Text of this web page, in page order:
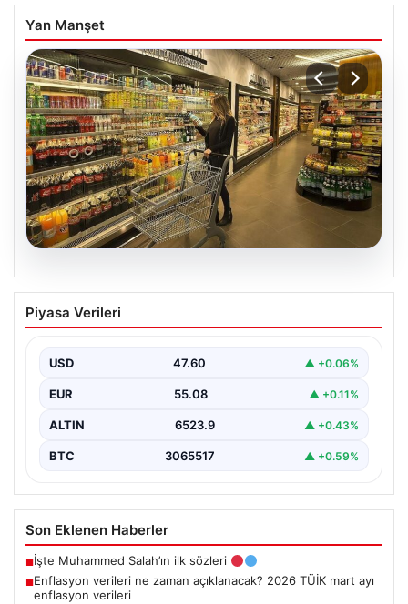
Yan Manşet
05.08.2026
Enflasyon verileri ne zaman
açıklanacak? 2026 TÜİK mart ayı
Piyasa Verileri
USD 47.60 ▲ +0.06%
EUR 55.08 ▲ +0.11%
ALTIN 6523.9 ▲ +0.43%
BTC 3065517 ▲ +0.59%
Son Eklenen Haberler
■İşte Muhammed Salah’ın ilk sözleri
■Enflasyon verileri ne zaman açıklanacak? 2026 TÜİK mart ayı
enflasyon verileri